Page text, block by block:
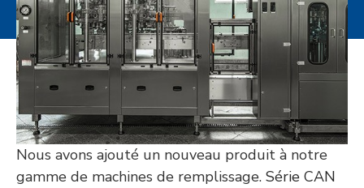
Nous avons ajouté un nouveau produit à notre
gamme de machines de remplissage. Série CAN